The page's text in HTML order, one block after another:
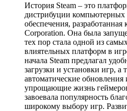
История Steam – это
дистрибуции
обеспечения,
Corporation. Она была
тех пор стала одной из
влиятельных платформ в
начала Steam предлагал
загрузки и установки игр, а
автоматические обновления
упрощающие жизнь
завоевала популярность
широкому выбору игр.